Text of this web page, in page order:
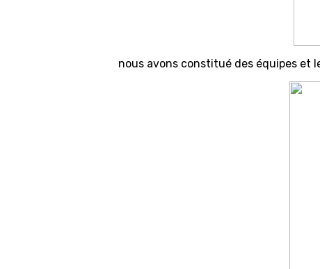
nous avons constitué des équipes et